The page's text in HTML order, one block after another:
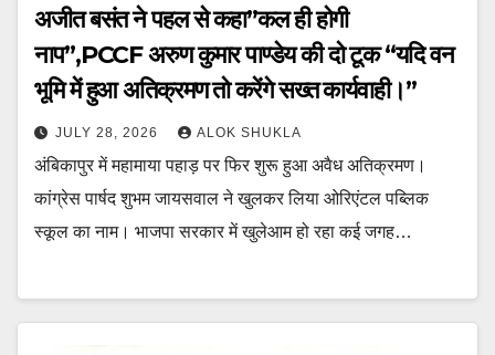
अजीत बसंत ने पहल से कहा”कल ही होगी
नाप”,PCCF अरुण कुमार पाण्डेय की दो टूक “यदि वन
भूमि में हुआ अतिक्रमण तो करेंगे सख्त कार्यवाही।”
JULY 28, 2026 ALOK SHUKLA
अंबिकापुर में महामाया पहाड़ पर फिर शुरू हुआ अवैध अतिक्रमण।
कांग्रेस पार्षद शुभम जायसवाल ने खुलकर लिया ओरिएंटल पब्लिक
स्कूल का नाम। भाजपा सरकार में खुलेआम हो रहा कई जगह…